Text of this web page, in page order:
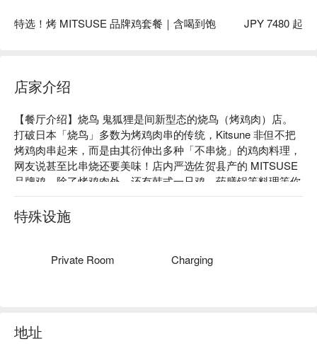
特选！烤 MITSUSE 品牌鸡套餐｜含喝到饱 JPY 7480 起
店家介绍
【餐厅介绍】烧鸟 鬼狐狸是间新型态的烧鸟（烤鸡肉）店。
打破日本「烧鸟」多数为烤鸡肉串的传统，Kitsune 非但不把
烤鸡肉串起来，而是由其衍伸出多种「不串烧」的鸡肉料理，
网友说甚至比串烧还要美味！店内严选佐贺县产的 MITSUSE
品牌鸡，除了烤鸡肉外，还有韩式一只鸡、药膳锅等料理等你
来品尝！
【招牌菜色】鬼烧鸡腿肉、鸡肉刺身拼盘、药膳锅
【口碑好评】Google 4.6 星好评推荐⭐️
风空间，不管是约会、聚餐都适合！
特殊设施
Private Room Charging
地址